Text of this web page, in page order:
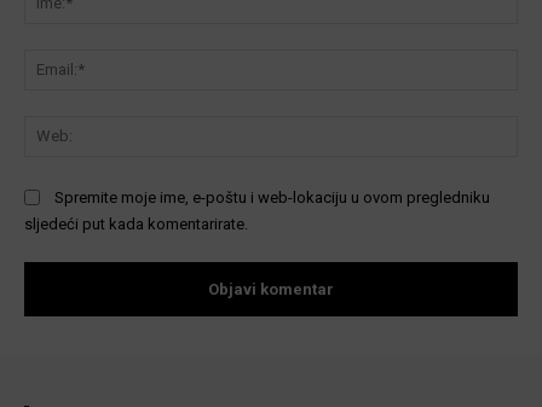
Spremite moje ime, e-poštu i web-lokaciju u ovom pregledniku
sljedeći put kada komentarirate.